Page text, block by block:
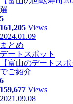
選
5
161,205 Views
2024.01.09
まとめ
デートスポット
【富山のデートス
でご紹介
6
159,677 Views
2021.09.08